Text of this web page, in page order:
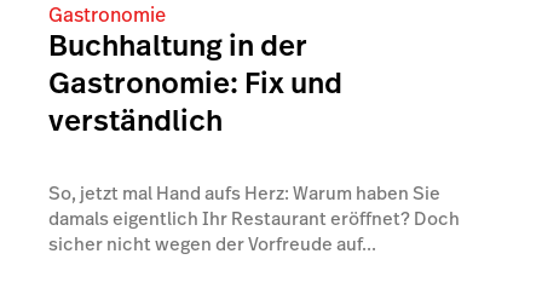
Gastronomie
Buchhaltung in der
Gastronomie: Fix und
verständlich
So, jetzt mal Hand aufs Herz: Warum haben Sie
damals eigentlich Ihr Restaurant eröffnet? Doch
sicher nicht wegen der Vorfreude auf...